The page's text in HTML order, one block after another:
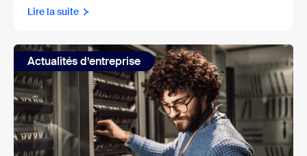
Lire la suite
Actualités d’entreprise